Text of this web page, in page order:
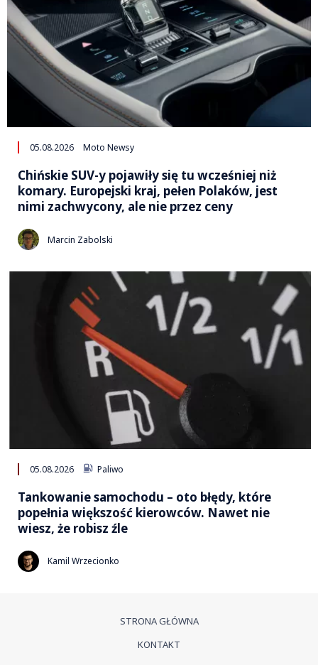
05.08.2026 Moto Newsy
Chińskie SUV-y pojawiły się tu wcześniej niż
komary. Europejski kraj, pełen Polaków, jest
nimi zachwycony, ale nie przez ceny
Marcin Zabolski
05.08.2026 Paliwo
Tankowanie samochodu – oto błędy, które
popełnia większość kierowców. Nawet nie
wiesz, że robisz źle
Kamil Wrzecionko
STRONA GŁÓWNA
KONTAKT